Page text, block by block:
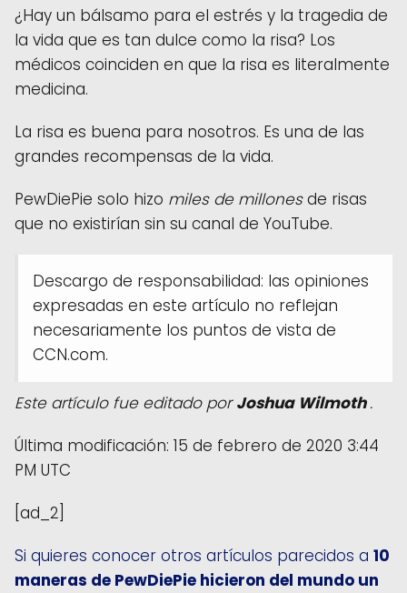
¿Hay un bálsamo para el estrés y la tragedia de
la vida que es tan dulce como la risa? Los
médicos coinciden en que la risa es literalmente
medicina.
La risa es buena para nosotros. Es una de las
grandes recompensas de la vida.
PewDiePie solo hizo miles de millonesde risas
que no existirían sin su canal de YouTube.
Descargo de responsabilidad: las opiniones
expresadas en este artículo no reflejan
necesariamente los puntos de vista de
CCN.com.
Este artículo fue editado porJoshua Wilmoth.
Última modificación: 15 de febrero de 2020 3:44
PM UTC
[ad_2]
Si quieres conocer otros artículos parecidos a 10
maneras de PewDiePie hicieron del mundo un